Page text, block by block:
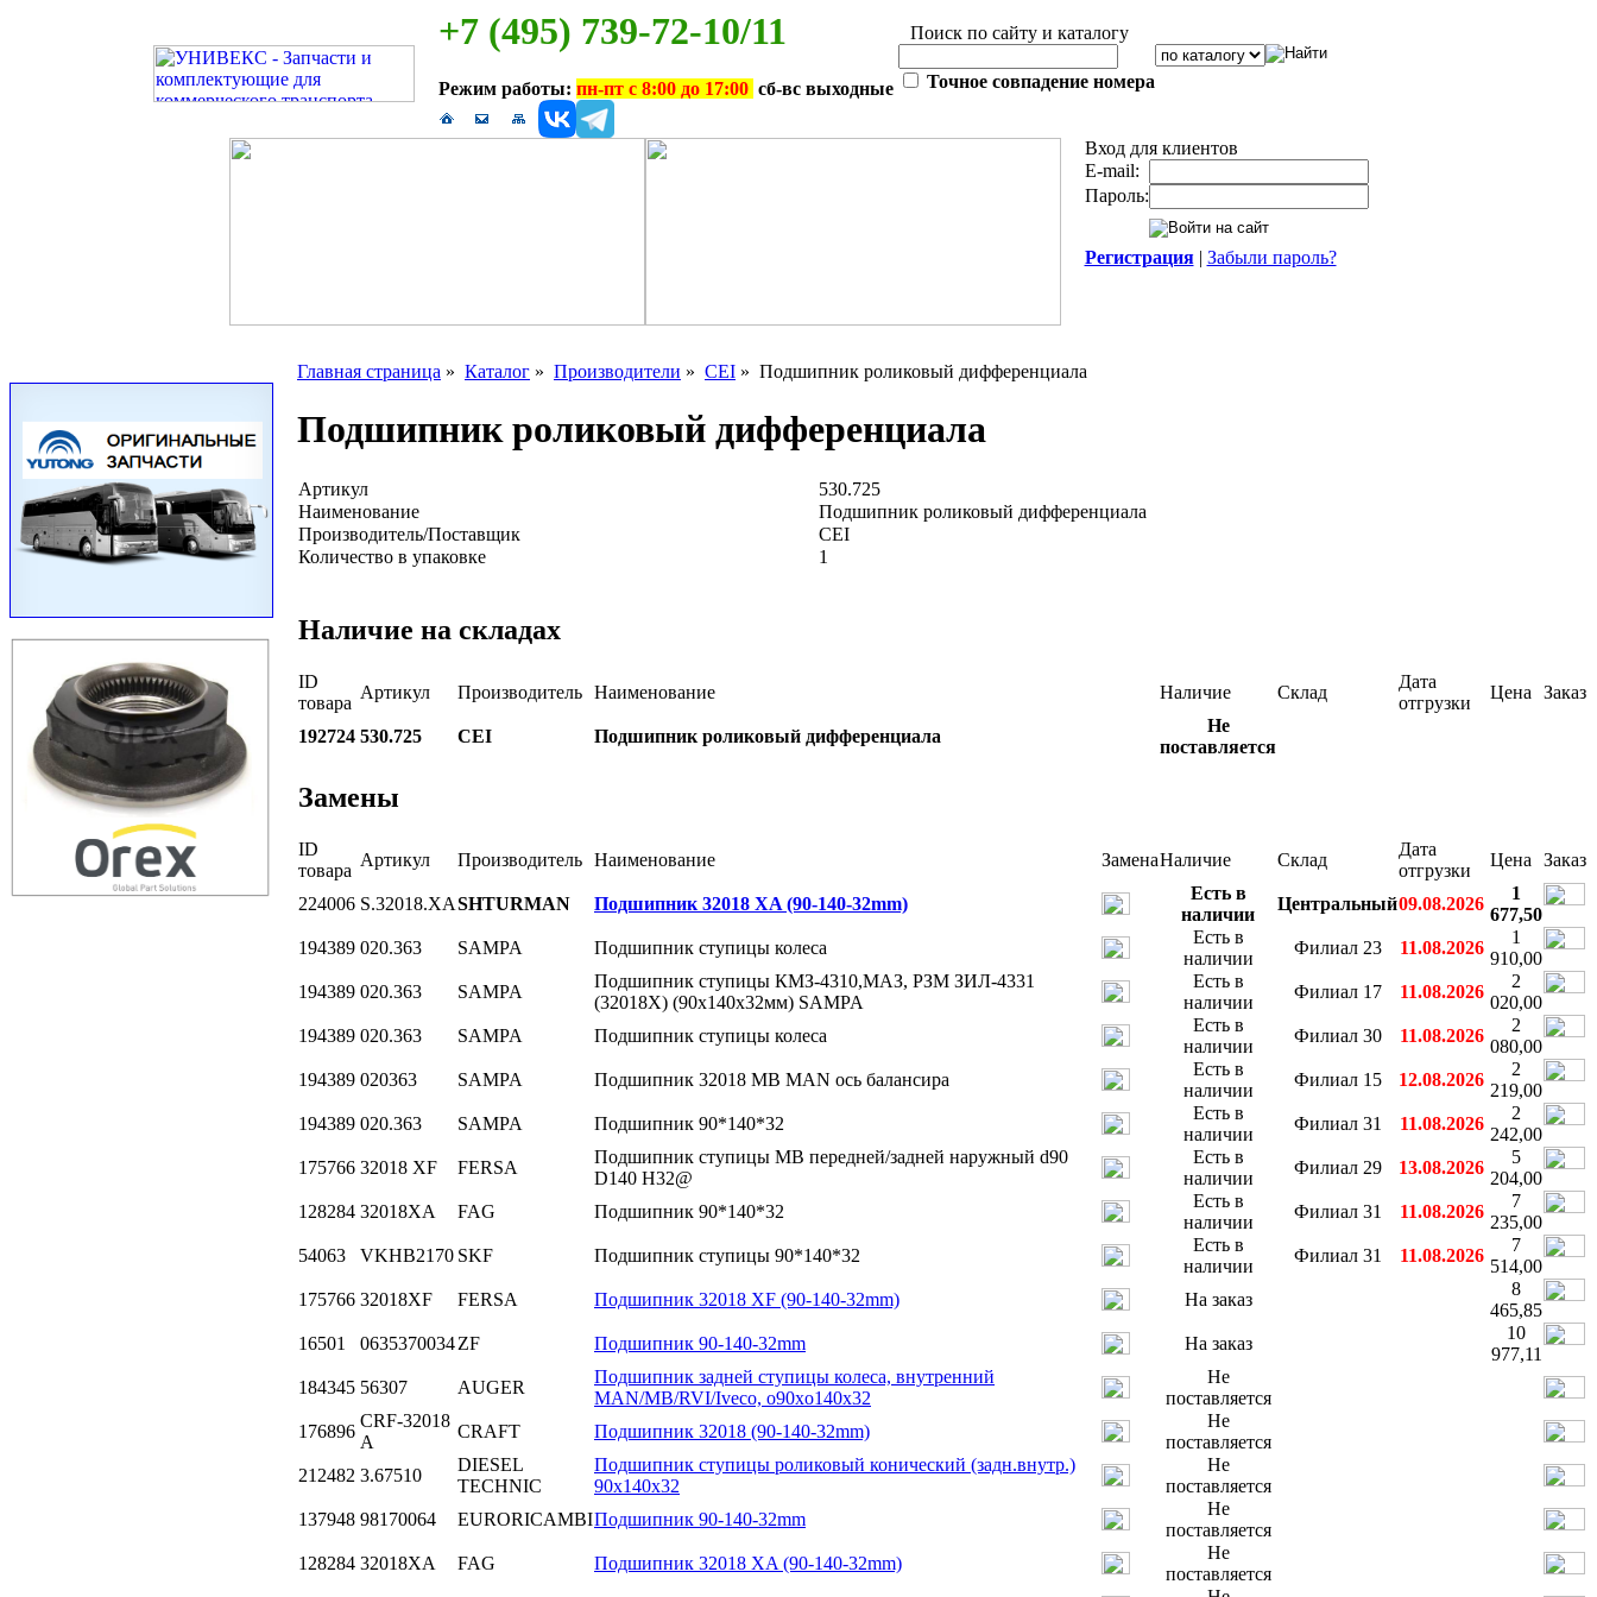
+7 (495) 739-72-10/11
Режим работы: пн-пт с 8:00 до 17:00 сб-вс выходные
Поиск по сайту и каталогу
Точное совпадение номера
Вход для клиентов
E-mail:
Пароль:
Регистрация| Забыли пароль?
Главная страница » Каталог » Производители » CEI » Подшипник роликовый дифференциала
Подшипник роликовый дифференциала
Артикул
530.725
Наименование
Подшипник роликовый дифференциала
Производитель/Поставщик
CEI
Количество в упаковке
1
Наличие на складах
ID
товара
Артикул Производитель Наименование Наличие Склад
Дата
отгрузки
Цена Заказ
192724 530.725 CEI Подшипник роликовый дифференциала
Не
поставляется
Замены
ID
товара
Артикул Производитель Наименование ЗаменаНаличие Склад
Дата
отгрузки
Цена Заказ
224006 S.32018.XASHTURMAN Подшипник 32018 XA (90-140-32mm)
Есть в
наличии
Центральный09.08.2026
1
677,50
194389 020.363 SAMPA Подшипник ступицы колеса
Есть в
наличии
Филиал 23 11.08.2026
1
910,00
194389 020.363 SAMPA
Подшипник ступицы КМЗ-4310,МАЗ, РЗМ ЗИЛ-4331
(32018X) (90x140x32мм) SAMPA
Есть в
наличии
Филиал 17 11.08.2026
2
020,00
194389 020.363 SAMPA Подшипник ступицы колеса
Есть в
наличии
Филиал 30 11.08.2026
2
080,00
194389 020363 SAMPA Подшипник 32018 MB MAN ось балансира
Есть в
наличии
Филиал 15 12.08.2026
2
219,00
194389 020.363 SAMPA Подшипник 90*140*32
Есть в
наличии
Филиал 31 11.08.2026
2
242,00
175766 32018 XF FERSA
Подшипник ступицы MB передней/задней наружный d90
D140 H32@
Есть в
наличии
Филиал 29 13.08.2026
5
204,00
128284 32018XA FAG Подшипник 90*140*32
Есть в
наличии
Филиал 31 11.08.2026
7
235,00
54063
VKHB2170 SKF Подшипник ступицы 90*140*32
Есть в
наличии
Филиал 31 11.08.2026
7
514,00
175766 32018XF FERSA Подшипник 32018 XF (90-140-32mm) На заказ
8
465,85
16501
0635370034ZF Подшипник 90-140-32mm На заказ
10
977,11
184345 56307 AUGER
Подшипник задней ступицы колеса, внутренний
MAN/MB/RVI/Iveco, o90xo140x32
Не
поставляется
176896
CRF-32018
A
CRAFT Подшипник 32018 (90-140-32mm)
Не
поставляется
212482 3.67510
DIESEL
TECHNIC
Подшипник ступицы роликовый конический (задн.внутр.)
90x140x32
Не
поставляется
137948 98170064 EURORICAMBIПодшипник 90-140-32mm
Не
поставляется
128284 32018XA FAG Подшипник 32018 XA (90-140-32mm)
Не
поставляется